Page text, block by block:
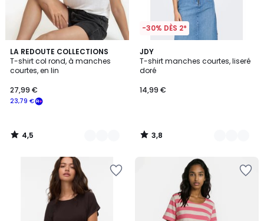
LA REDOUTE COLLECTIONS
T-shirt col rond, à manches
courtes, en lin
23,79 €
27,99 €
4,5
/ 5
3
Couleurs
4,5
/
-30% DÈS 2*
JDY
T-shirt manches courtes, liseré
doré
14,99 €
3,8
/ 5
4
Couleurs
3,8
/